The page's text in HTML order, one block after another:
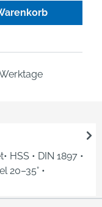
Gib den
• DIN 1897 •
20–35° •